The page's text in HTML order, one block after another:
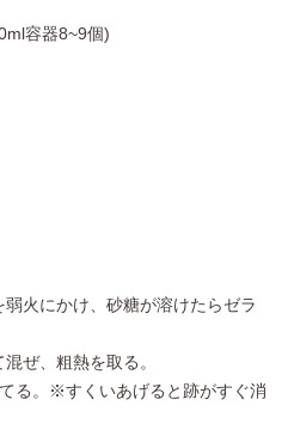
容器8~9個)
火にかけ、砂糖が溶けたらゼラ
ぜ、粗熱を取る。
る。※すくいあげると跡がすぐ消